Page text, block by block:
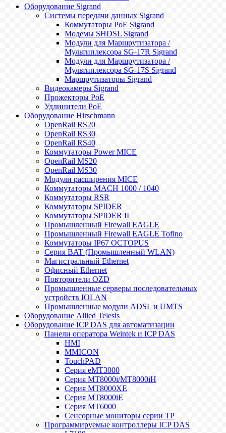
Оборудование Sigrand
Системы передачи данных Sigrand
Коммутаторы PoE Sigrand
Модемы SHDSL Sigrand
Модули для Маршрутизатора /
Мультиплексора SG-17R Sigrand
Модули для Маршрутизатора /
Мультиплексора SG-17S Sigrand
Маршрутизаторы Sigrand
Видеокамеры Sigrand
Прожекторы PoE
Удлинители PoE
Оборудование Hirschmann
OpenRail RS20
OpenRail RS30
OpenRail RS40
Коммутаторы Power MICE
OpenRail MS20
OpenRail MS30
Модули расширения MICE
Коммутаторы MACH 1000 / 1040
Коммутаторы RSR
Коммутаторы SPIDER
Коммутаторы SPIDER II
Промышленный Firewall EAGLE
Промышленный Firewall EAGLE Tofino
Коммутаторы IP67 OCTOPUS
Серия BAT (Промышленный WLAN)
Магистральный Ethernet
Офисный Ethernet
Повторители OZD
Промышленные серверы последовательных
устройств IOLAN
Промышленные модули ADSL и UMTS
Оборудование Allied Telesis
Оборудование ICP DAS для автоматизации
Панели оператора Weintek и ICP DAS
HMI
MMICON
TouchPAD
Серия eMT3000
Серия MT8000i/MT8000iH
Серия MT8000XE
Серия MT8000iE
Серия MT6000
Сенсорные мониторы серии TP
Программируемые контроллеры ICP DAS